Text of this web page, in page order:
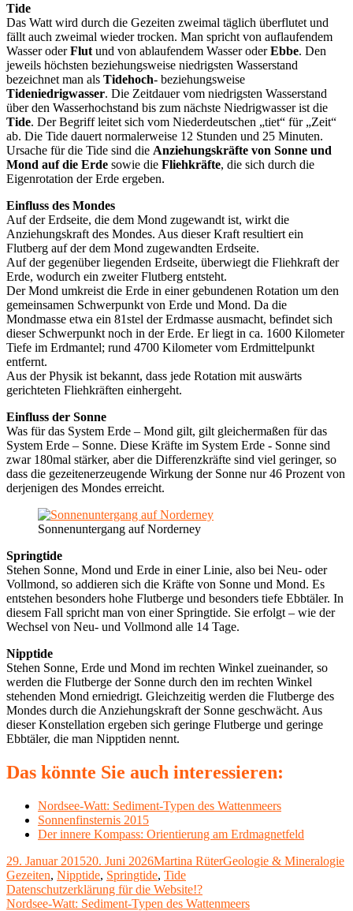
Tide
Das Watt wird durch die Gezeiten zweimal täglich überflutet und
fällt auch zweimal wieder trocken. Man spricht von auflaufendem
Wasser oderFlut und von ablaufendem Wasser oderEbbe. Den
jeweils höchsten beziehungsweise niedrigsten Wasserstand
bezeichnet man als Tidehoch- beziehungsweise
Tideniedrigwasser. Die Zeitdauer vom niedrigsten Wasserstand
über den Wasserhochstand bis zum nächste Niedrigwasser ist die
Tide. Der Begriff leitet sich vom Niederdeutschen „tiet“ für „Zeit“
ab. Die Tide dauert normalerweise 12 Stunden und 25 Minuten.
Ursache für die Tide sind die Anziehungskräfte von Sonne und
Mond auf die Erde sowie die Fliehkräfte, die sich durch die
Eigenrotation der Erde ergeben.
Einfluss des Mondes
Auf der Erdseite, die dem Mond zugewandt ist, wirkt die
Anziehungskraft des Mondes. Aus dieser Kraft resultiert ein
Flutberg auf der dem Mond zugewandten Erdseite.
Auf der gegenüber liegenden Erdseite, überwiegt die Fliehkraft der
Erde, wodurch ein zweiter Flutberg entsteht.
Der Mond umkreist die Erde in einer gebundenen Rotation um den
gemeinsamen Schwerpunkt von Erde und Mond. Da die
Mondmasse etwa ein 81stel der Erdmasse ausmacht, befindet sich
dieser Schwerpunkt noch in der Erde. Er liegt in ca. 1600 Kilometer
Tiefe im Erdmantel; rund 4700 Kilometer vom Erdmittelpunkt
entfernt.
Aus der Physik ist bekannt, dass jede Rotation mit auswärts
gerichteten Fliehkräften einhergeht.
Einfluss der Sonne
Was für das System Erde – Mond gilt, gilt gleichermaßen für das
System Erde – Sonne. Diese Kräfte im System Erde - Sonne sind
zwar 180mal stärker, aber die Differenzkräfte sind viel geringer, so
dass die gezeitenerzeugende Wirkung der Sonne nur 46 Prozent von
derjenigen des Mondes erreicht.
Sonnenuntergang auf Norderney
Springtide
Stehen Sonne, Mond und Erde in einer Linie, also bei Neu- oder
Vollmond, so addieren sich die Kräfte von Sonne und Mond. Es
entstehen besonders hohe Flutberge und besonders tiefe Ebbtäler. In
diesem Fall spricht man von einer Springtide. Sie erfolgt – wie der
Wechsel von Neu- und Vollmond alle 14 Tage.
Nipptide
Stehen Sonne, Erde und Mond im rechten Winkel zueinander, so
werden die Flutberge der Sonne durch den im rechten Winkel
stehenden Mond erniedrigt. Gleichzeitig werden die Flutberge des
Mondes durch die Anziehungskraft der Sonne geschwächt. Aus
dieser Konstellation ergeben sich geringe Flutberge und geringe
Ebbtäler, die man Nipptiden nennt.
Das könnte Sie auch interessieren:
Nordsee-Watt: Sediment-Typen des Wattenmeers
Sonnenfinsternis 2015
Der innere Kompass: Orientierung am Erdmagnetfeld
Veröffentlicht
am
29. Januar 201520. Juni 2026Autor
Martina RüterKategorien
Geologie & Mineralogie
Gezeiten, Nipptide, Springtide, Tide
Beitragsnavigation
Vorheriger
Beitrag:
Datenschutzerklärung für die Website!?
Nächster
Nordsee-Watt: Sediment-Typen des Wattenmeers